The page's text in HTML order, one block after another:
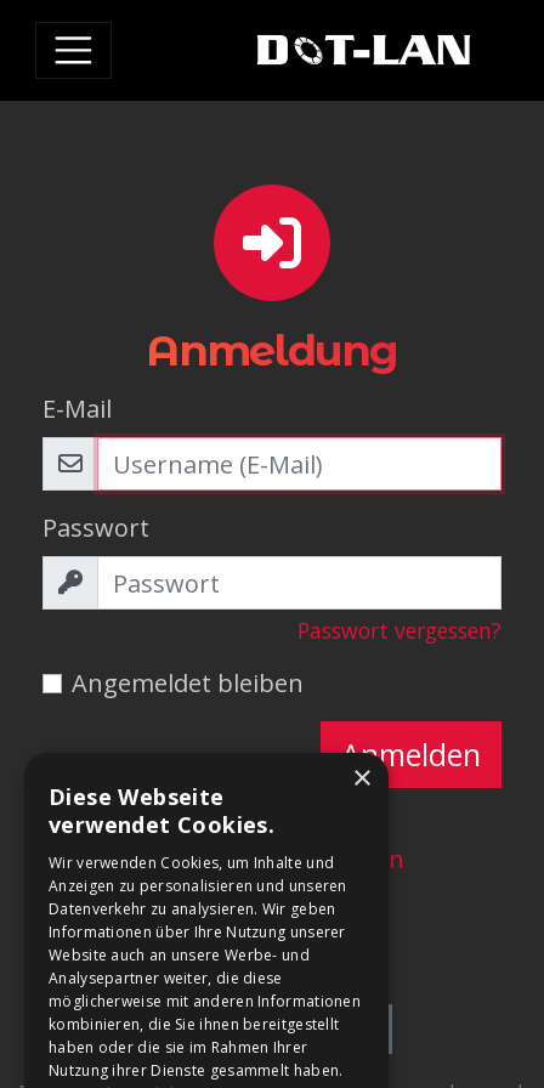
Anmeldung
E-Mail
Passwort
Passwort vergessen?
Angemeldet bleiben
Anmelden
Neu?Account erstellen
×
Diese Webseite
verwendet Cookies.
Wir verwenden Cookies, um Inhalte und
Anzeigen zu personalisieren und unseren
Datenverkehr zu analysieren. Wir geben
Informationen über Ihre Nutzung unserer
Website auch an unsere Werbe- und
Analysepartner weiter, die diese
möglicherweise mit anderen Informationen
kombinieren, die Sie ihnen bereitgestellt
haben oder die sie im Rahmen Ihrer
Nutzung ihrer Dienste gesammelt haben.